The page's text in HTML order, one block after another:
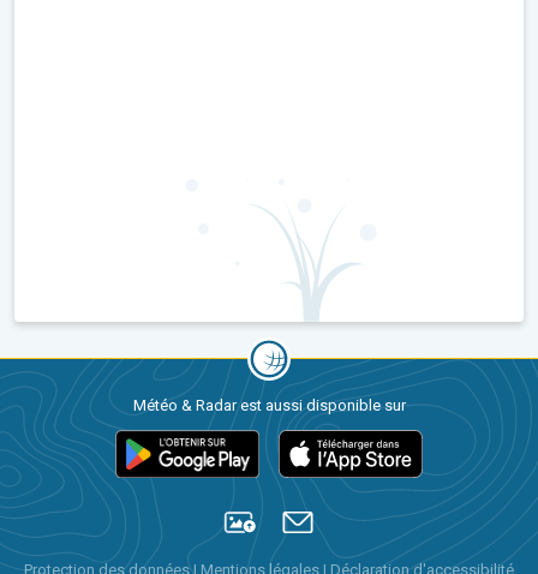
Météo & Radar est aussi disponible sur
Protection des données| Mentions légales | Déclaration d'accessibilité